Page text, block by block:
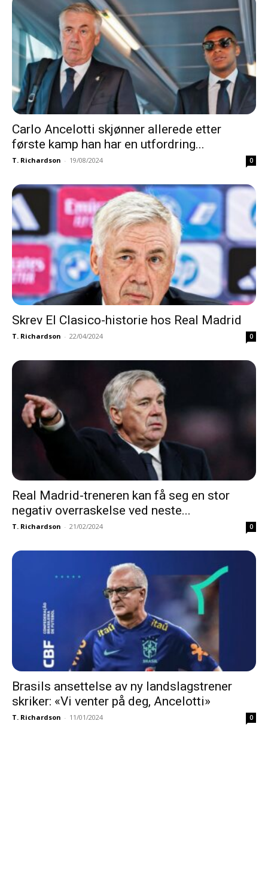
Carlo Ancelotti skjønner allerede etter
første kamp han har en utfordring...
T. Richardson - 19/08/2024 0
Skrev El Clasico-historie hos Real Madrid
T. Richardson - 22/04/2024 0
Real Madrid-treneren kan få seg en stor
negativ overraskelse ved neste...
T. Richardson - 21/02/2024 0
Brasils ansettelse av ny landslagstrener
skriker: «Vi venter på deg, Ancelotti»
T. Richardson - 11/01/2024 0